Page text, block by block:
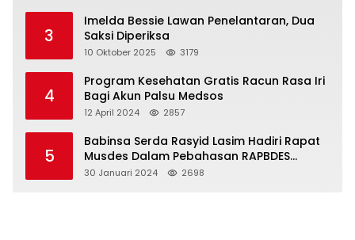
3
Imelda Bessie Lawan Penelantaran, Dua
Saksi Diperiksa
10 Oktober 2025 3179
4
Program Kesehatan Gratis Racun Rasa Iri
Bagi Akun Palsu Medsos
12 April 2024 2857
5
Babinsa Serda Rasyid Lasim Hadiri Rapat
Musdes Dalam Pebahasan RAPBDES
Bereliku 2024
30 Januari 2024 2698